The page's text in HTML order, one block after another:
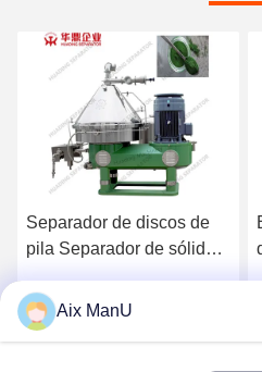
Separador de discos de
pila Separador de sólidos
Aix ManU